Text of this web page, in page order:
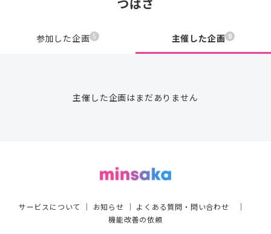
参加した企画 5 主催した企画 0
主催した企画はまだありません
サービスについて ｜ お知らせ ｜ よくある質問・問い合わせ ｜
機能改善の依頼